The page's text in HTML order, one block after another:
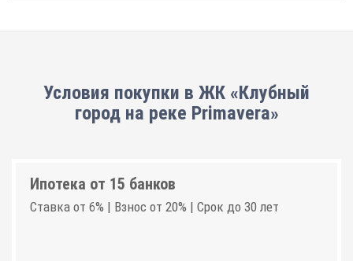
Условия покупки в ЖК «Клубный
город на реке Primavera»
Ипотека от 15 банков
Ставка от 6% | Взнос от 20% | Срок до 30 лет